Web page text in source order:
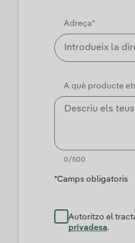
Adreça*
A què producte
0/500
*Camps obligatoris
Autoritzo el
privadesa.